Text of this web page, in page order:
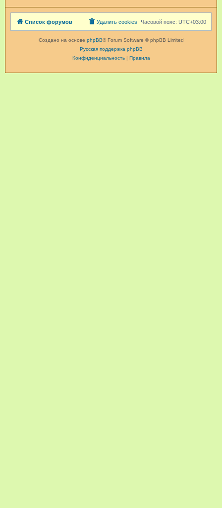
Список форумов Часовой пояс: UTC+03:00
Удалить cookies
Создано на основе phpBB® Forum Software © phpBB Limited
Русская поддержка phpBB
Конфиденциальность| Правила